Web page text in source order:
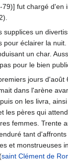
79)] fut chargé d'en
supplices un
pour éclairer la
un char.
pour le bien
jours
dans l'arène
on les livra,
les pères qui
femmes. Trente
tant
et monstrueuses
saint Clément de